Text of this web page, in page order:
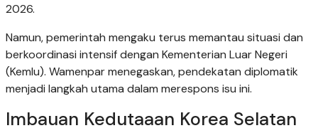
2026.
Namun, pemerintah mengaku terus memantau situasi dan
berkoordinasi intensif dengan Kementerian Luar Negeri
(Kemlu). Wamenpar menegaskan, pendekatan diplomatik
menjadi langkah utama dalam merespons isu ini.
Imbauan Kedutaaan Korea Selatan